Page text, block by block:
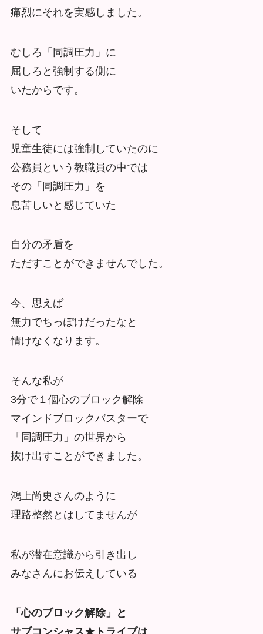
痛烈にそれを実感しました。
むしろ「同調圧力」に
屈しろと強制する側に
いたからです。
そして
児童生徒には強制していたのに
公務員という教職員の中では
その「同調圧力」を
息苦しいと感じていた
自分の矛盾を
ただすことができませんでした。
今、思えば
無力でちっぽけだったなと
情けなくなります。
そんな私が
3分で１個心のブロック解除
マインドブロックバスターで
「同調圧力」の世界から
抜け出すことができました。
鴻上尚史さんのように
理路整然とはしてませんが
私が潜在意識から引き出し
みなさんにお伝えしている
「心のブロック解除」と